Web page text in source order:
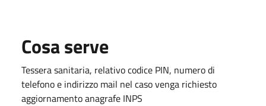
Cosa serve
Tessera sanitaria, relativo codice PIN, numero di
telefono e indirizzo mail nel caso venga richiesto
aggiornamento anagrafe INPS